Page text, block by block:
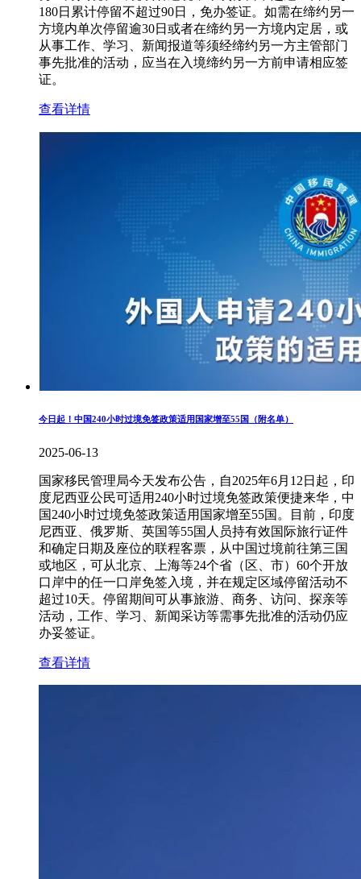
180日累计停留不超过90日，免办签证。如需在缔约另一
方境内单次停留逾30日或者在缔约另一方境内定居，或
从事工作、学习、新闻报道等须经缔约另一方主管部门
事先批准的活动，应当在入境缔约另一方前申请相应签
证。
查看详情
今日起！中国240小时过境免签政策适用国家增至55国（附名单）
2025-06-13
国家移民管理局今天发布公告，自2025年6月12日起，印
度尼西亚公民可适用240小时过境免签政策便捷来华，中
国240小时过境免签政策适用国家增至55国。目前，印度
尼西亚、俄罗斯、英国等55国人员持有效国际旅行证件
和确定日期及座位的联程客票，从中国过境前往第三国
或地区，可从北京、上海等24个省（区、市）60个开放
口岸中的任一口岸免签入境，并在规定区域停留活动不
超过10天。停留期间可从事旅游、商务、访问、探亲等
活动，工作、学习、新闻采访等需事先批准的活动仍应
办妥签证。
查看详情